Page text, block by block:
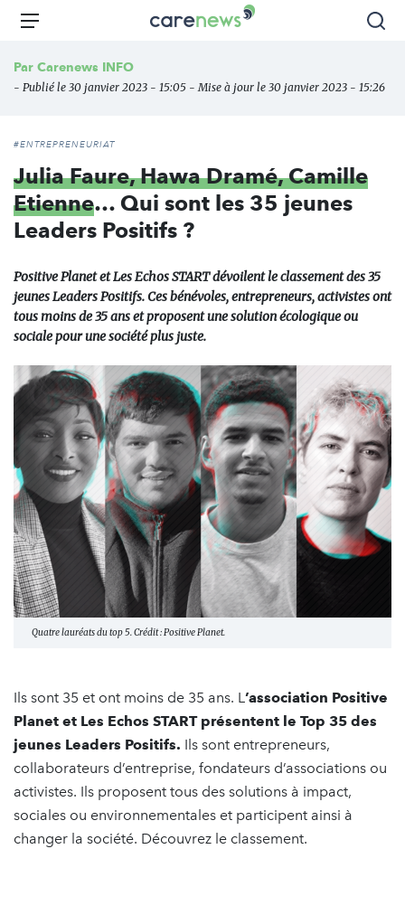
Aller
principal
Carenews,
des
Menu
Par Carenews INFO
- Publié le 30 janvier 2023 - 15:05 - Mise à jour le 30 janvier 2023 - 15:26
#ENTREPRENEURIAT
Julia Faure, Hawa Dramé, Camille
Etienne… Qui sont les 35 jeunes
Leaders Positifs ?
Positive Planet et Les Echos START dévoilent le classement des 35
jeunes Leaders Positifs. Ces bénévoles, entrepreneurs, activistes ont
tous moins de 35 ans et proposent une solution écologique ou
sociale pour une société plus juste.
Quatre lauréats du top 5. Crédit : Positive Planet.
Ils sont 35 et ont moins de 35 ans. L ’association Positive
Planet et Les Echos START présentent le Top 35 des
jeunes Leaders Positifs. Ils sont entrepreneurs,
collaborateurs d’entreprise, fondateurs d’associations ou
activistes. Ils proposent tous des solutions à impact,
sociales ou environnementales et participent ainsi à
changer la société. Découvrez le classement.